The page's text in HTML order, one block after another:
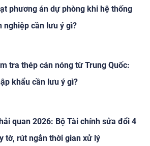
phương án dự phòng khi hệ thống
nghiệp cần lưu ý gì?
tra thép cán nóng từ Trung Quốc:
khẩu cần lưu ý gì?
quan 2026: Bộ Tài chính sửa đổi 4
tờ, rút ngắn thời gian xử lý